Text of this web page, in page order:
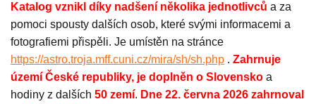
Katalog vznikl díky nadšení několika jednotlivců a za
pomoci spousty dalších osob, které svými informacemi a
fotografiemi přispěli. Je umístěn na stránce
https://astro.troja.mff.cuni.cz/mira/sh/sh.php . Zahrnuje
území České republiky, je doplněn o Slovensko a
hodiny z dalších 50 zemí. Dne 22. června 2026 zahrnoval